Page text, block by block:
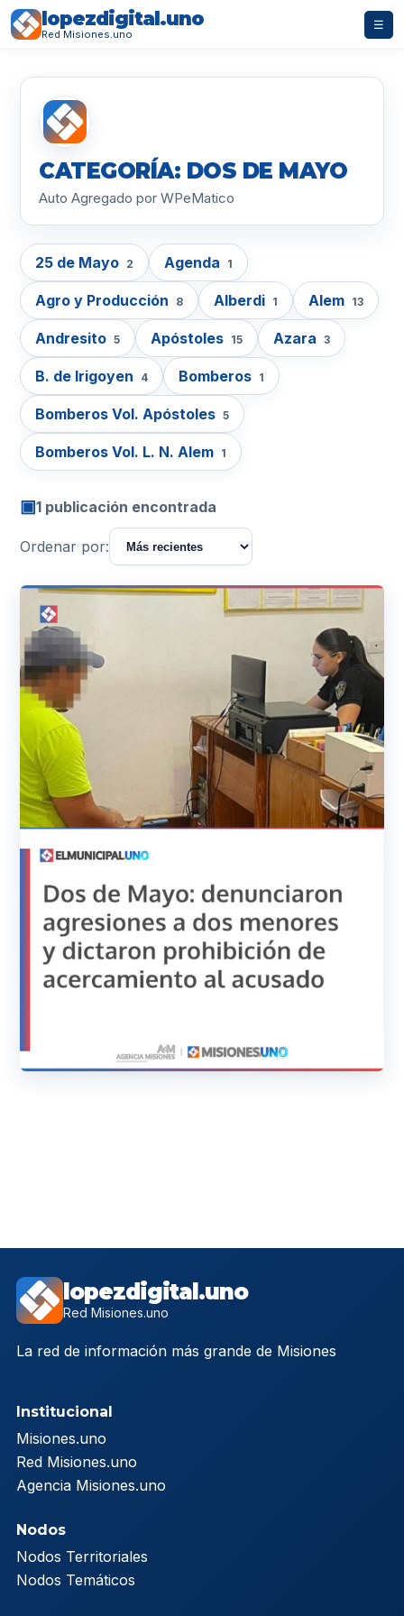
lopezdigital.uno
Red Misiones.uno
☰
CATEGORÍA: DOS DE MAYO
Auto Agregado por WPeMatico
25 de Mayo 2 Agenda 1
Agro y Producción 8 Alberdi 1 Alem 13
Andresito 5 Apóstoles 15 Azara 3
B. de Irigoyen 4 Bomberos 1
Bomberos Vol. Apóstoles 5
Bomberos Vol. L. N. Alem 1
▣1 publicación encontrada
Ordenar por:
lopezdigital.uno
Red Misiones.uno
La red de información más grande de Misiones
Institucional
Misiones.uno
Red Misiones.uno
Agencia Misiones.uno
Nodos
Nodos Territoriales
Nodos Temáticos